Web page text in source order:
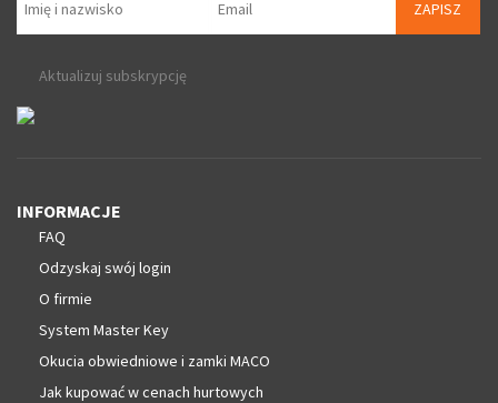
ZAPISZ
Aktualizuj subskrypcję
INFORMACJE
FAQ
Odzyskaj swój login
O firmie
System Master Key
Okucia obwiedniowe i zamki MACO
Jak kupować w cenach hurtowych